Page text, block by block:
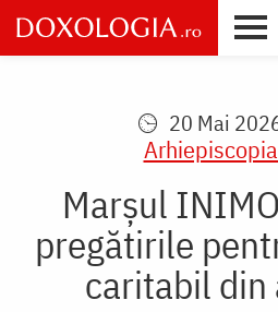
Skip
to
main
20 Mai
Marșul
pregătirile
caritabil din